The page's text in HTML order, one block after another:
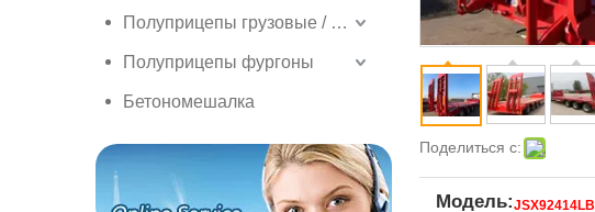
Полуприцепы грузовые / боковые грузовые полуприцепы
Полуприцепы фургоны
Бетономешалка
Поделиться с:
Модель:JSX92414LB